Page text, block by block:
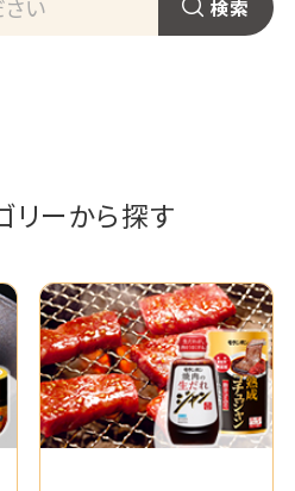
リーから探す